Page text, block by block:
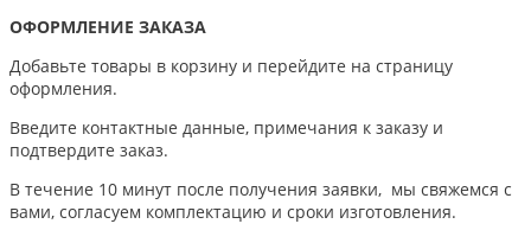
ОФОРМЛЕНИЕ ЗАКАЗА
Добавьте товары в корзину и перейдите на страницу
оформления.
Введите контактные данные, примечания к заказу и
подтвердите заказ.
В течение 10 минут после получения заявки, мы свяжемся с
вами, согласуем комплектацию и сроки изготовления.